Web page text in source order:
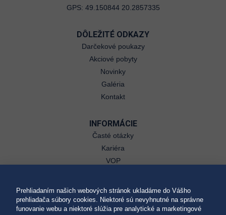
GPS: 49.150844 20.2857335
DÔLEŽITÉ ODKAZY
Darčekové poukazy
Akciové pobyty
Novinky
Galéria
Kontakt
INFORMÁCIE
Časté otázky
Kariéra
VOP
Reklamačný poriadok
Súbory cookies
Prehliadaním našich webových stránok ukladáme do Vášho
prehliadača súbory cookies. Niektoré sú nevyhnutné na správne
funovanie webu a niektoré slúžia pre analytické a marketingové